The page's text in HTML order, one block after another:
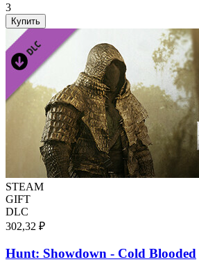
3
Купить
STEAM
GIFT
DLC
302,32 ₽
Hunt: Showdown - Cold Blooded